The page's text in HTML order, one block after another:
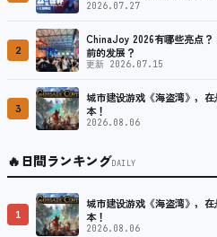
2026.07.27
2
ChinaJoy 2026有哪些亮点？
前的发展？
更新 2026.07.15
3
城市建设游戏《海盗湾》，
本！
2026.08.06
🔥日間ランキングDAILY
1
城市建设游戏《海盗湾》，
本！
2026.08.06